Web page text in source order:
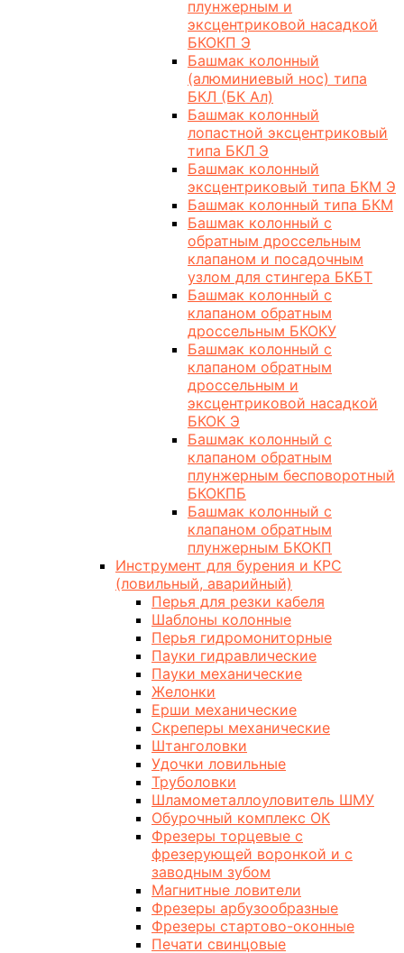
плунжерным и
эксцентриковой насадкой
БКОКП Э
Башмак колонный
(алюминиевый нос) типа
БКЛ (БК Ал)
Башмак колонный
лопастной эксцентриковый
типа БКЛ Э
Башмак колонный
эксцентриковый типа БКМ Э
Башмак колонный типа БКМ
Башмак колонный с
обратным дроссельным
клапаном и посадочным
узлом для стингера БКБТ
Башмак колонный с
клапаном обратным
дроссельным БКОКУ
Башмак колонный с
клапаном обратным
дроссельным и
эксцентриковой насадкой
БКОК Э
Башмак колонный с
клапаном обратным
плунжерным бесповоротный
БКОКПБ
Башмак колонный с
клапаном обратным
плунжерным БКОКП
Инструмент для бурения и КРС
(ловильный, аварийный)
Перья для резки кабеля
Шаблоны колонные
Перья гидромониторные
Пауки гидравлические
Пауки механические
Желонки
Ерши механические
Скреперы механические
Штанголовки
Удочки ловильные
Труболовки
Шламометаллоуловитель ШМУ
Обурочный комплекс ОК
Фрезеры торцевые с
фрезерующей воронкой и с
заводным зубом
Магнитные ловители
Фрезеры арбузообразные
Фрезеры стартово-оконные
Печати свинцовые